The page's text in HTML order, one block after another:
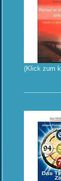
(Klick zum